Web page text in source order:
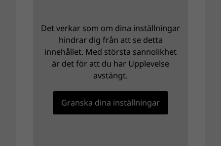
Det verkar som om dina inställningar
hindrar dig från att se detta
innehållet. Med största sannolikhet
är det för att du har Upplevelse
avstängt.
Granska dina inställningar